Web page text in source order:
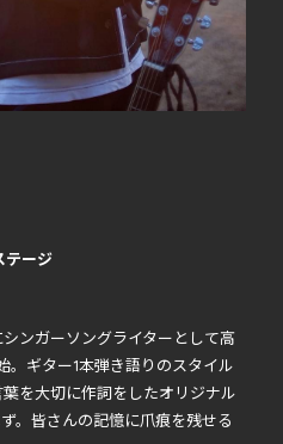
テージ
ンガーソングライターとして高
。ギター1本弾き語りのスタイル
を大切に作詞をしたオリジナル
。皆さんの記憶に爪痕を残せる